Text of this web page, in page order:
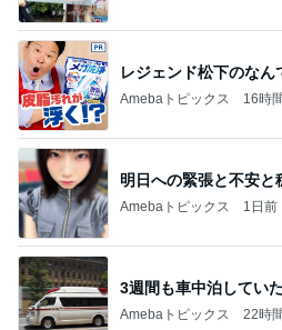
レジェンド松下のなん
Amebaトピックス 16時
明日への緊張と不安と
Amebaトピックス 1日前
3週間も車中泊してい
Amebaトピックス 22時